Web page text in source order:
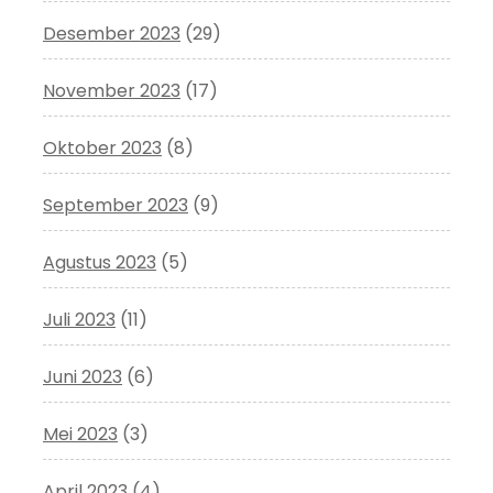
Desember 2023 (29)
November 2023 (17)
Oktober 2023 (8)
September 2023 (9)
Agustus 2023 (5)
Juli 2023 (11)
Juni 2023 (6)
Mei 2023 (3)